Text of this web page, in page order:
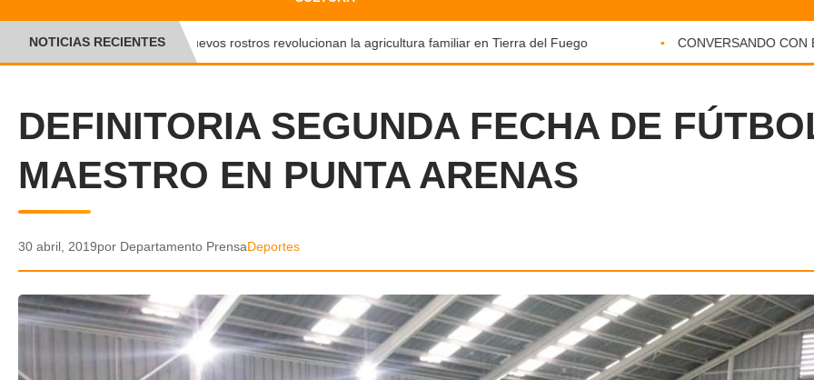
NOTICIAS RECIENTESNuevos rostros revolucionan la agricultura familiar en Tierra del Fuego CONVERSANDO CON EL
DEFINITORIA SEGUNDA FECHA DE
MAESTRO EN PUNTA ARENAS
30 abril, 2019por Departamento PrensaDeportes